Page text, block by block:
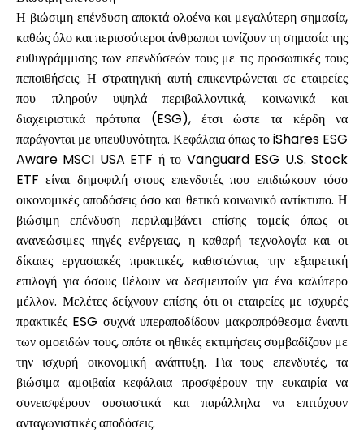
Η βιώσιμη επένδυση αποκτά ολοένα και μεγαλύτερη σημασία,
καθώς όλο και περισσότεροι άνθρωποι τονίζουν τη σημασία της
ευθυγράμμισης των επενδύσεών τους με τις προσωπικές τους
πεποιθήσεις. Η στρατηγική αυτή επικεντρώνεται σε εταιρείες
που πληρούν υψηλά περιβαλλοντικά, κοινωνικά και
διαχειριστικά πρότυπα (ESG), έτσι ώστε τα κέρδη να
παράγονται με υπευθυνότητα. Κεφάλαια όπως το iShares ESG
Aware MSCI USA ETF ή το Vanguard ESG U.S. Stock
ETF είναι δημοφιλή στους επενδυτές που επιδιώκουν τόσο
οικονομικές αποδόσεις όσο και θετικό κοινωνικό αντίκτυπο. Η
βιώσιμη επένδυση περιλαμβάνει επίσης τομείς όπως οι
ανανεώσιμες πηγές ενέργειας, η καθαρή τεχνολογία και οι
δίκαιες εργασιακές πρακτικές, καθιστώντας την εξαιρετική
επιλογή για όσους θέλουν να δεσμευτούν για ένα καλύτερο
μέλλον. Μελέτες δείχνουν επίσης ότι οι εταιρείες με ισχυρές
πρακτικές ESG συχνά υπεραποδίδουν μακροπρόθεσμα έναντι
των ομοειδών τους, οπότε οι ηθικές εκτιμήσεις συμβαδίζουν με
την ισχυρή οικονομική ανάπτυξη. Για τους επενδυτές, τα
βιώσιμα αμοιβαία κεφάλαια προσφέρουν την ευκαιρία να
συνεισφέρουν ουσιαστικά και παράλληλα να επιτύχουν
ανταγωνιστικές αποδόσεις.